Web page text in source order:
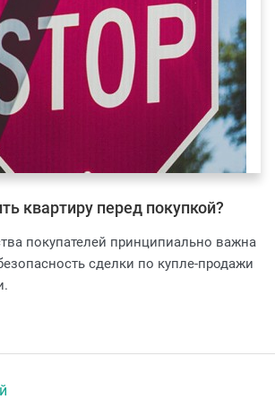
квартиру перед покупкой?
покупателей принципиально важна
сделки по купле-продажи